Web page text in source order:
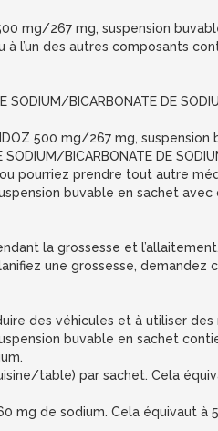
500 mg/267 mg, suspension
l’un des autres composants
BICARBONATE DE
500 mg/267 mg,
BICARBONATE DE
pourriez prendre tout autre
buvable en sachet
la grossesse et l’allaitement.
une grossesse, demandez
des véhicules et à utiliser des
buvable en sachet
table) par sachet. Cela
de sodium. Cela équivaut à